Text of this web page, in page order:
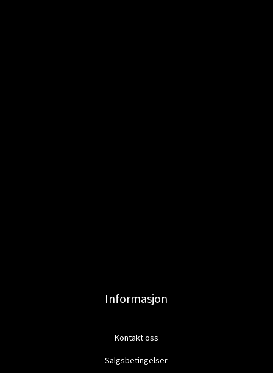
Informasjon
Kontakt oss
Salgsbetingelser